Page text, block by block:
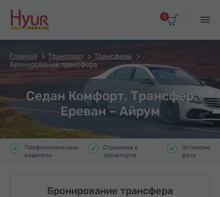
0
Главная Транспорт
Трансферы
Бронирование трансфера
Седан Комфорт, Трансфер
Ереван – Айрум
Профессиональные
водители
Страховка в
транспорте
Остановки
фото
Бронирование трансфера